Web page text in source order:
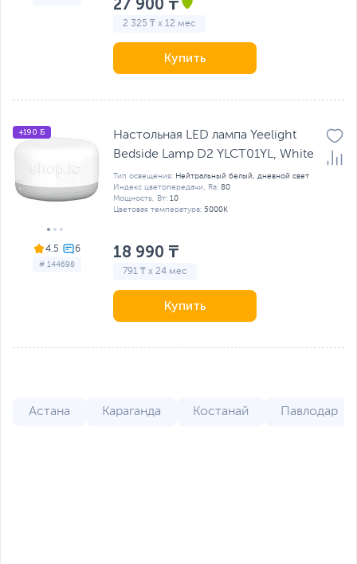
2 325 ₸ x 12 мес
Купить
4.5
# 144698
+190 Б
Настольная LED лампа Yeelight
Bedside Lamp D2 YLCT01YL, White
Тип освещения: Нейтральный белый, дневной свет
Индекс цветопередачи, Ra: 80
Мощность, Вт: 10
Цветовая температура: 5000К
18 990 ₸
791 ₸ x 24 мес
Купить
Астана Караганда Костанай Павлодар